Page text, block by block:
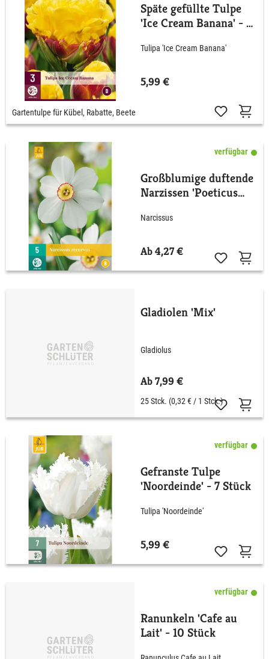
Späte gefüllte Tulpe
'Ice Cream Banana' - 3
Tulipa 'Ice Cream Banana'
5,99 €
Gartentulpe für Kübel, Rabatte, Beete
verfügbar
Großblumige duftende
Narzissen 'Poeticus
Narcissus
Ab 4,27 €
Gladiolen 'Mix'
Gladiolus
Ab 7,99 €
25 Stck. (0,32 € / 1 Stck.)
verfügbar
Gefranste Tulpe
'Noordeinde' - 7 Stück
Tulipa 'Noordeinde'
5,99 €
verfügbar
Ranunkeln 'Cafe au
Lait' - 10 Stück